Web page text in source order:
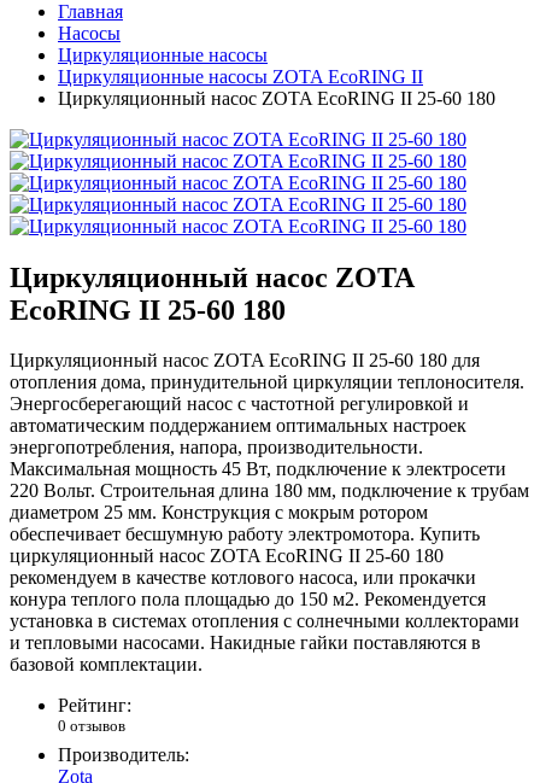
Главная
Насосы
Циркуляционные насосы
Циркуляционные насосы ZOTA EcoRING II
Циркуляционный насос ZOTA EcoRING II 25-60 180
Циркуляционный насос ZOTA
EcoRING II 25-60 180
Циркуляционный насос ZOTA EcoRING II 25-60 180 для
отопления дома, принудительной циркуляции теплоносителя.
Энергосберегающий насос с частотной регулировкой и
автоматическим поддержанием оптимальных настроек
энергопотребления, напора, производительности.
Максимальная мощность 45 Вт, подключение к электросети
220 Вольт. Строительная длина 180 мм, подключение к трубам
диаметром 25 мм. Конструкция с мокрым ротором
обеспечивает бесшумную работу электромотора. Купить
циркуляционный насос ZOTA EcoRING II 25-60 180
рекомендуем в качестве котлового насоса, или прокачки
конура теплого пола площадью до 150 м2. Рекомендуется
установка в системах отопления с солнечными коллекторами
и тепловыми насосами. Накидные гайки поставляются в
базовой комплектации.
Рейтинг:
0 отзывов
Производитель:
Zota